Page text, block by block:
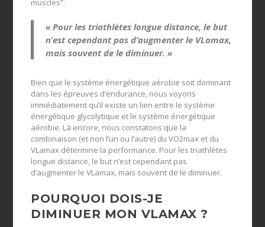
« Pour les triathlètes longue distance, le but
n’est cependant pas d’augmenter le VLamax,
mais souvent de le diminuer. »
Bien que le système énergétique aérobie soit dominant
dans les épreuves d’endurance, nous voyons
immédiatement qu’il existe un lien entre le système
énergétique glycolytique et le système énergétique
aérobie. Là encore, nous constatons que la
combinaison (et non l’un ou l’autre) du VO2max et du
VLamax détermine la performance. Pour les triathlètes
longue distance, le but n’est cependant pas
d’augmenter le VLamax, mais souvent de le diminuer.
POURQUOI DOIS-JE
DIMINUER MON VLAMAX ?